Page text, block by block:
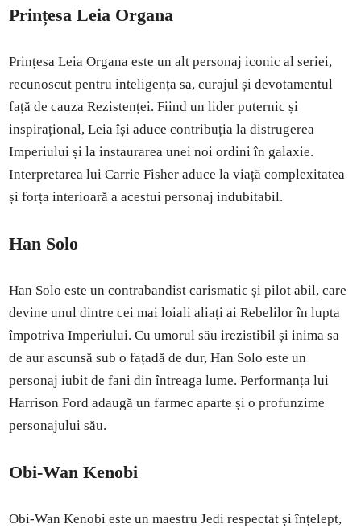
Prințesa Leia Organa
Prințesa Leia Organa este un alt personaj iconic al seriei,
recunoscut pentru inteligența sa, curajul și devotamentul
față de cauza Rezistenței. Fiind un lider puternic și
inspirațional, Leia își aduce contribuția la distrugerea
Imperiului și la instaurarea unei noi ordini în galaxie.
Interpretarea lui Carrie Fisher aduce la viață complexitatea
și forța interioară a acestui personaj indubitabil.
Han Solo
Han Solo este un contrabandist carismatic și pilot abil, care
devine unul dintre cei mai loiali aliați ai Rebelilor în lupta
împotriva Imperiului. Cu umorul său irezistibil și inima sa
de aur ascunsă sub o fațadă de dur, Han Solo este un
personaj iubit de fani din întreaga lume. Performanța lui
Harrison Ford adaugă un farmec aparte și o profunzime
personajului său.
Obi-Wan Kenobi
Obi-Wan Kenobi este un maestru Jedi respectat și înțelept,